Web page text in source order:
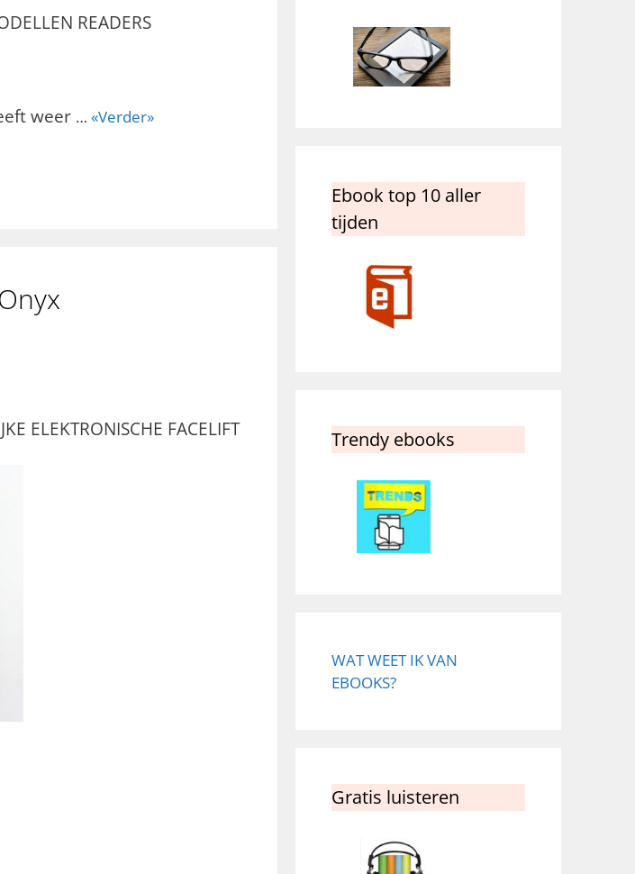
READERS
weer … «Verder»
ELEKTRONISCHE FACELIFT
Ebook top 10 aller
tijden
Trendy ebooks
WAT WEET IK VAN
EBOOKS?
Gratis luisteren